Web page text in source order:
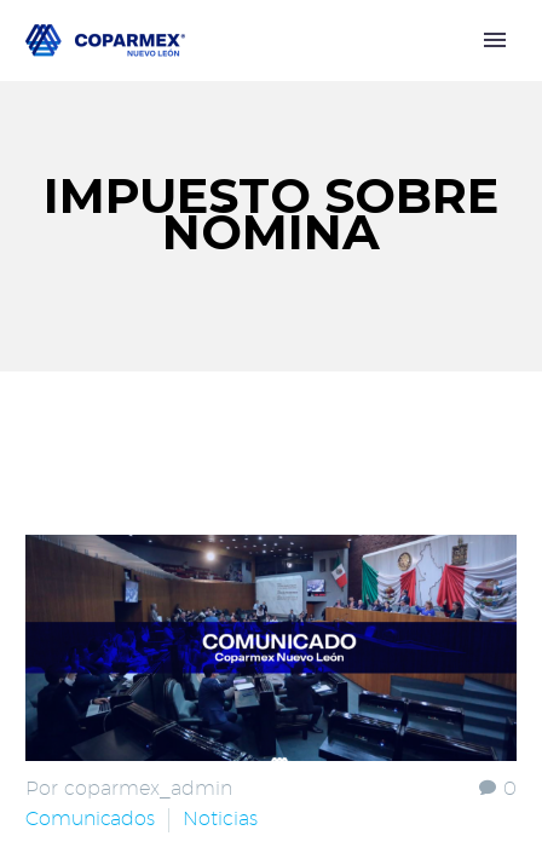
IMPUESTO SOBRE
NÓMINA
0
Por coparmex_admin
Comunicados
Noticias